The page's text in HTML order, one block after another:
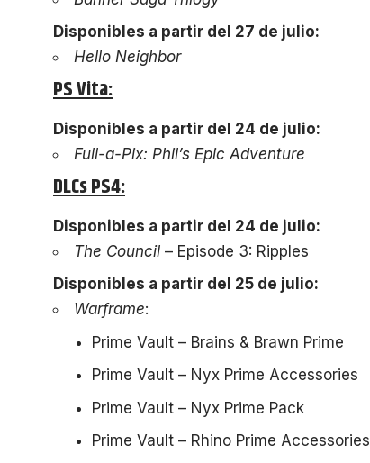
Disponibles a partir del 27 de julio:
Hello Neighbor
PS Vita:
Disponibles a partir del 24 de julio:
Full-a-Pix: Phil’s Epic Adventure
DLCs PS4:
Disponibles a partir del 24 de julio:
The Council – Episode 3: Ripples
Disponibles a partir del 25 de julio:
Warframe:
Prime Vault – Brains & Brawn Prime
Prime Vault – Nyx Prime Accessories
Prime Vault – Nyx Prime Pack
Prime Vault – Rhino Prime Accessories